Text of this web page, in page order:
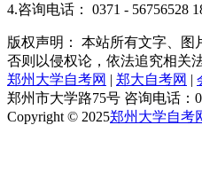
4.咨询电话： 0371 - 56756528
版权声明： 本站所有文字、图
否则以侵权论，依法追究相关
郑州大学自考网 | 郑大自考网 |
郑州市大学路75号 咨询电话：
Copyright © 2025郑州大学自考